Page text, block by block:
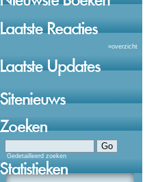
»overzicht
Gedetailleerd zoeken